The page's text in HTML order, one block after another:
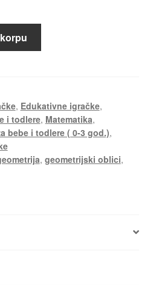
, Edukativne igračke,
i todlere, Matematika,
bebe i todlere ( 0-3 god.),
, geometrijski oblici,